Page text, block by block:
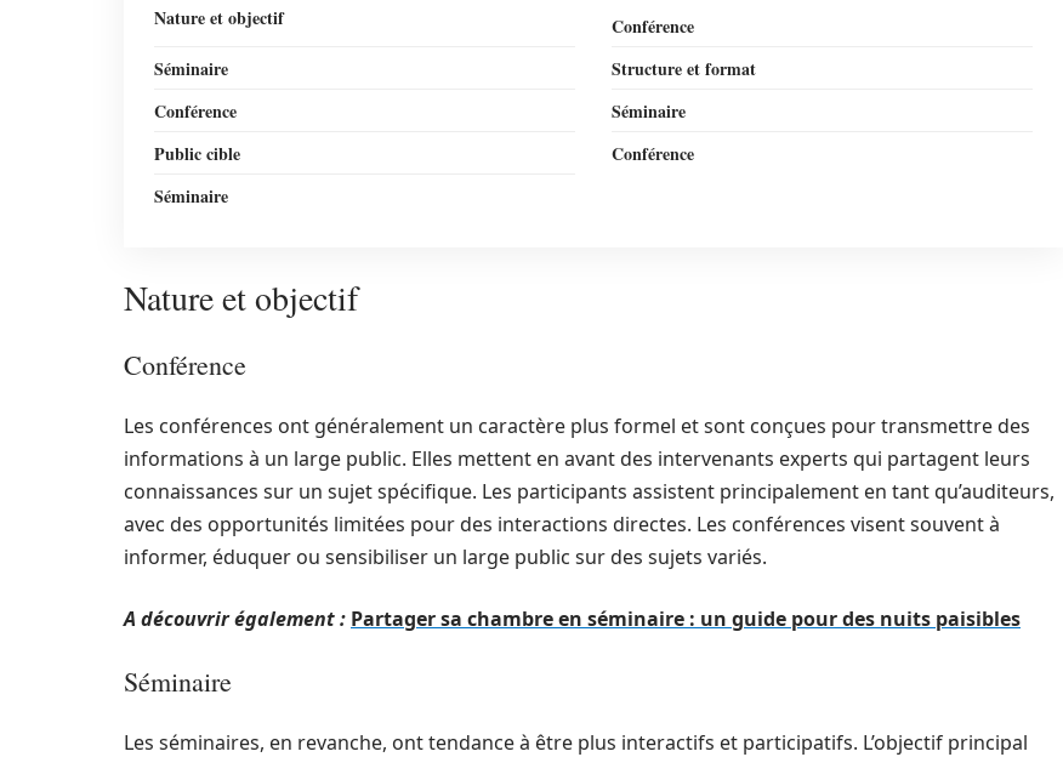
Nature et objectif
Conférence
Séminaire
Structure et format
Conférence
Séminaire
Public cible
Conférence
Séminaire
Nature et objectif
Conférence
Les conférences ont généralement un caractère plus formel et sont conçues pour transmettre des
informations à un large public. Elles mettent en avant des intervenants experts qui partagent leurs
connaissances sur un sujet spécifique. Les participants assistent principalement en tant qu’auditeurs,
avec des opportunités limitées pour des interactions directes. Les conférences visent souvent à
informer, éduquer ou sensibiliser un large public sur des sujets variés.
A découvrir également : Partager sa chambre en séminaire : un guide pour des nuits paisibles
Séminaire
Les séminaires, en revanche, ont tendance à être plus interactifs et participatifs. L’objectif principal